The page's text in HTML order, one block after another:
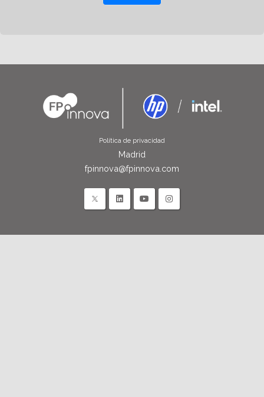
Política de privacidad
Madrid
fpinnova@fpinnova.com